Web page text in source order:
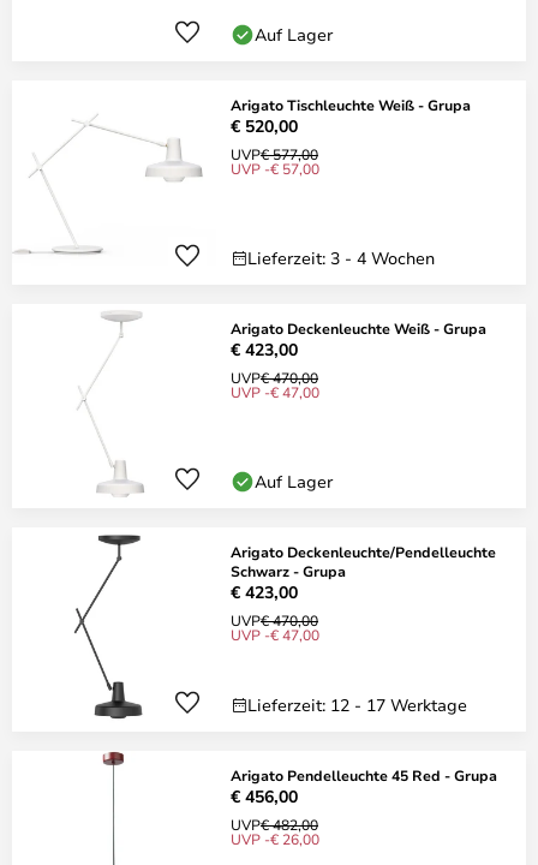
Auf Lager
Arigato Tischleuchte Weiß - Grupa
€ 520,00
UVP€ 577,00
UVP -€ 57,00
Lieferzeit: 3 - 4 Wochen
Arigato Deckenleuchte Weiß - Grupa
€ 423,00
UVP€ 470,00
UVP -€ 47,00
Auf Lager
Arigato Deckenleuchte/Pendelleuchte
Schwarz - Grupa
€ 423,00
UVP€ 470,00
UVP -€ 47,00
Lieferzeit: 12 - 17 Werktage
Arigato Pendelleuchte 45 Red - Grupa
€ 456,00
UVP€ 482,00
UVP -€ 26,00